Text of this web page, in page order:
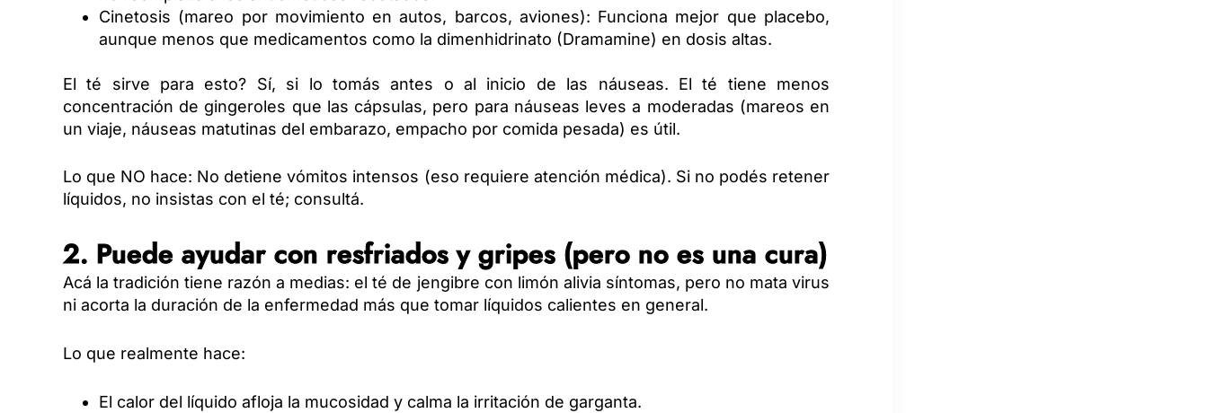
Cinetosis (mareo por movimiento en autos, barcos, aviones): Funciona mejor que placebo,
aunque menos que medicamentos como la dimenhidrinato (Dramamine) en dosis altas.
El té sirve para esto? Sí, si lo tomás antes o al inicio de las náuseas. El té tiene menos
concentración de gingeroles que las cápsulas, pero para náuseas leves a moderadas (mareos en
un viaje, náuseas matutinas del embarazo, empacho por comida pesada) es útil.
Lo que NO hace: No detiene vómitos intensos (eso requiere atención médica). Si no podés retener
líquidos, no insistas con el té; consultá.
2. Puede ayudar con resfriados y gripes (pero no es una cura)
Acá la tradición tiene razón a medias: el té de jengibre con limón alivia síntomas, pero no mata virus
ni acorta la duración de la enfermedad más que tomar líquidos calientes en general.
Lo que realmente hace:
El calor del líquido afloja la mucosidad y calma la irritación de garganta.